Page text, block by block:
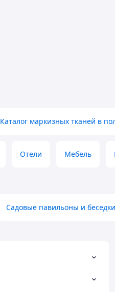
Каталог маркизных тканей в
Отели Мебель
Садовые павильоны и беседки